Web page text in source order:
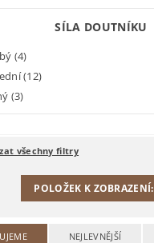
SÍLA DOUTNÍKU
(4)
(12)
(3)
všechny filtry
POLOŽEK K ZOBRAZENÍ:
NEJLEVNĚJŠÍ